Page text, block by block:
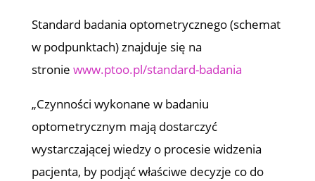
Standard badania optometrycznego (schemat
w podpunktach) znajduje się na
stronie www.ptoo.pl/standard-badania
„Czynności wykonane w badaniu
optometrycznym mają dostarczyć
wystarczającej wiedzy o procesie widzenia
pacjenta, by podjąć właściwe decyzje co do